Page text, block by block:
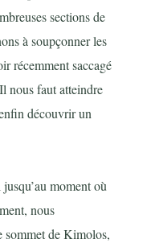
sections de
à soupçonner les
récemment saccagé
nous faut atteindre
découvrir un
moment où
nous
sommet de Kimolos,